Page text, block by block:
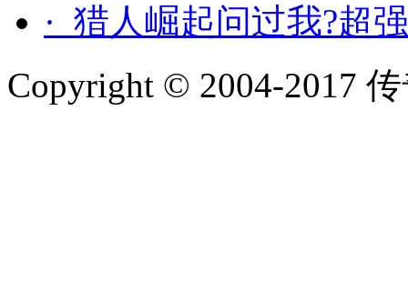
· 猎人崛起问过我?超
Copyright © 2004-2017